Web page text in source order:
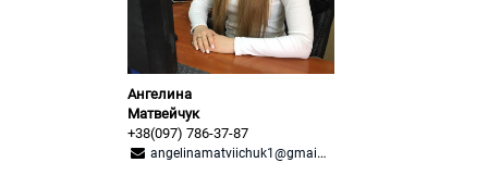
Ангелина
Матвейчук
+38(097) 786-37-87
angelinamatviichuk1@gmail.com